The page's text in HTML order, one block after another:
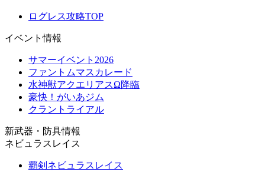
ログレス攻略TOP
イベント情報
サマーイベント2026
ファントムマスカレード
水神獣アクエリアスΩ降臨
豪快！がいあジム
クラントライアル
新武器・防具情報
ネビュラスレイス
覇剣ネビュラスレイス